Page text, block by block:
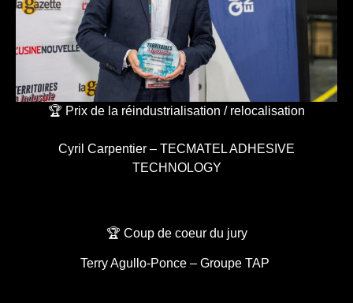
🏆 Prix de la réindustrialisation / relocalisation
Cyril Carpentier – TECMATEL ADHESIVE
TECHNOLOGY
🏆 Coup de coeur du jury
Terry Agullo-Ponce – Groupe TAP